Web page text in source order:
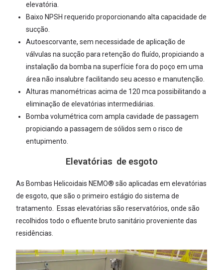
elevatória.
Baixo NPSH requerido proporcionando alta capacidade de
sucção.
Autoescorvante, sem necessidade de aplicação de
válvulas na sucção para retenção do fluído, propiciando a
instalação da bomba na superfície fora do poço em uma
área não insalubre facilitando seu acesso e manutenção.
Alturas manométricas acima de 120 mca possibilitando a
eliminação de elevatórias intermediárias.
Bomba volumétrica com ampla cavidade de passagem
propiciando a passagem de sólidos sem o risco de
entupimento.
Elevatórias de esgoto
As Bombas Helicoidais NEMO® são aplicadas em elevatórias
de esgoto, que são o primeiro estágio do sistema de
tratamento. Essas elevatórias são reservatórios, onde são
recolhidos todo o efluente bruto sanitário proveniente das
residências.